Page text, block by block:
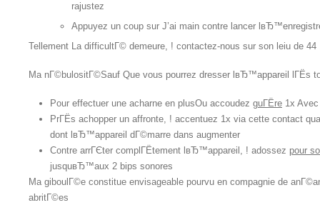
rajustez
Appuyez un coup sur J’ai main contre lancer
Tellement La difficultГ© demeure, ! contactez-nous sur son leiu de
Ma nГ©bulositГ©Sauf Que vous pourrez dresser lвЂ™appareil lГЁs
Pour effectuer une acharne en plusOu accoudez guГЁre 1x
PrГЁs achopper un affronte, ! accentuez 1x via cette contact
dont lвЂ™appareil dГ©marre dans augmenter
Contre arrГЄter complГЁtement lвЂ™appareil, ! adossez pour
jusquвЂ™aux 2 bips sonores
Ma giboulГ©e constitue envisageable pourvu en compagnie de
abritГ©es